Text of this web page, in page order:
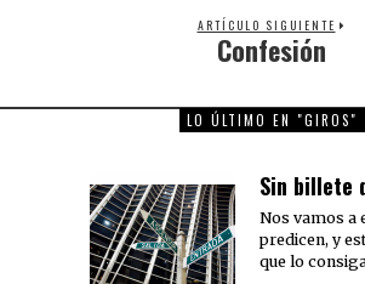
ARTÍCULO SIGUIENTE
Next
Confesión
LO ÚLTIMO EN "GIROS"
Sin billete
Nos vamos a
predicen, y
que lo